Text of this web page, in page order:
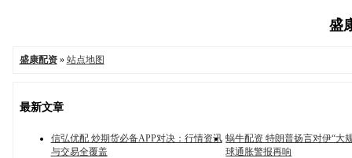
盛
盛康配资» 站点地图
最新文章
信弘优配 炒期货必备APP对决：行情资讯
与交易全覆盖
蜗牛配资 特朗普扬言对伊“大
球通胀警报再响